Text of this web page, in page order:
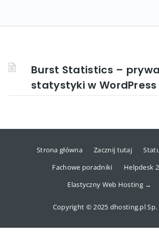
Burst Statistics –
statystyki w WordPress
Strona główna Zacznij tutaj
Fachowe poradniki
Helpdesk
Elastyczny Web Hosting →
Copyright © 2025 dhosting.pl Sp.